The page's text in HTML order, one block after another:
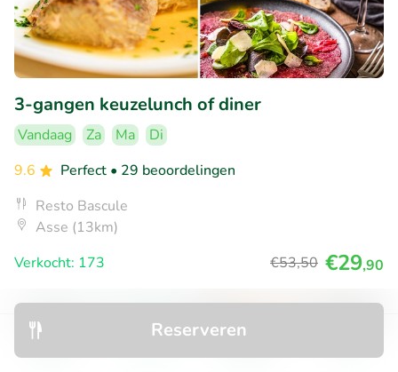
Reserveren
3-gangen keuzelunch of diner
Vandaag Za Ma
Di
9.6
Perfect • 29 beoordelingen
Resto Bascule
Asse (13km)
Verkocht: 173
€53,50 €29,90